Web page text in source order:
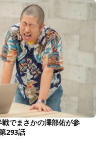
でまさかの澤部佑が参
293話